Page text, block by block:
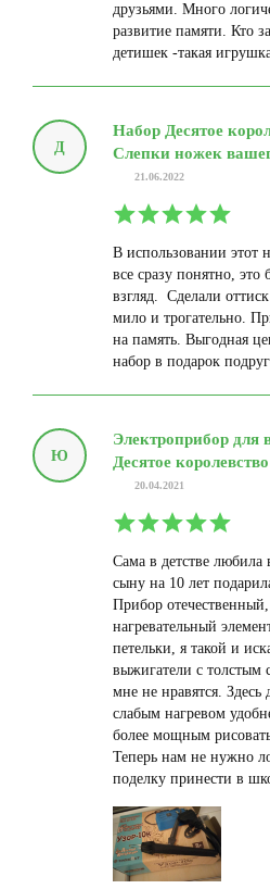
друзьями. Много
развитие памяти. Кто
детишек -такая
Д
Набор Десятое
Слепки ножек
21.06.2022
В использовании этот
все сразу понятно,
взгляд. Сделали
мило и трогательно.
на память. Выгодная
набор в подарок
Ю
Электроприбор для
Десятое
20.04.2021
Сама в детстве любила
сыну на 10 лет
Прибор
нагревательный
петельки, я такой и
выжигатели с
мне не нравятся.
слабым нагревом
более мощным
Теперь нам не нужно
поделку принести в